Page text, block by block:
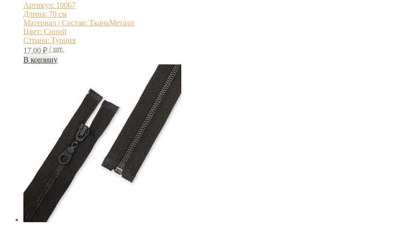
Артикул: 10067
Длина: 70 см
Материал / Состав: ТканьМеталл
Цвет: Синий
Страна: Турция
17.00 ₽ / шт.
В корзину